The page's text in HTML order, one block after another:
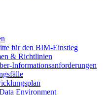
für den BIM-Einstieg
& Richtlinien
Informationsanforderungen
Environment